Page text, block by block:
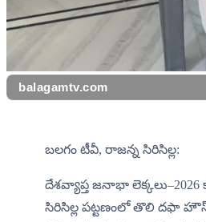
balagamtv.com
బలగం టీవీ, రాజన్న సిరిసిల్ల:
దేశవ్యాప్త జనాభా
సిరిసిల్ల పట్టణంలో తొలి దఫా